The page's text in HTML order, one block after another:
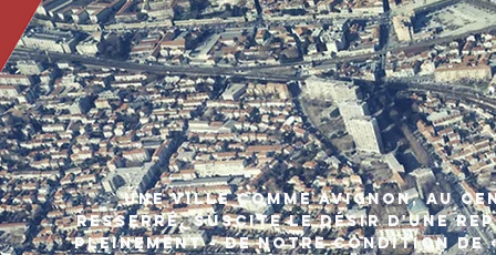
Une ville comme Avignon, au
resserré, suscite le désir d'une
pleinement - de notre condition